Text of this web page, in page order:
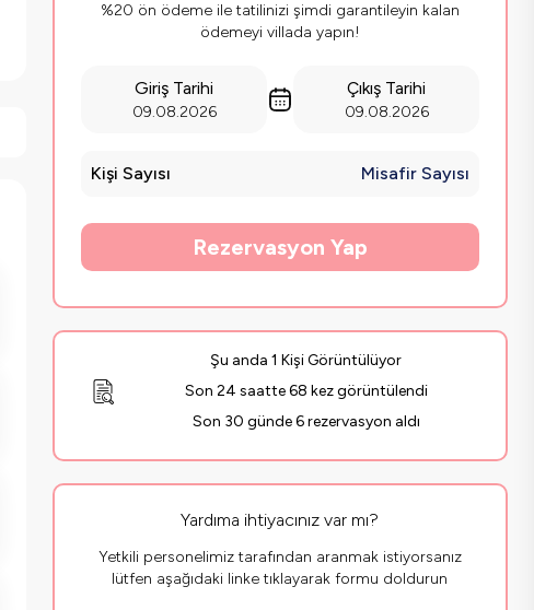
%20 ön ödeme ile tatilinizi şimdi garantileyin kalan
ödemeyi villada yapın!
Giriş Tarihi
09.08.2026
Çıkış Tarihi
09.08.2026
Kişi Sayısı Misafir Sayısı
Rezervasyon Yap
Şu anda 1 Kişi Görüntülüyor
Son 24 saatte 68 kez görüntülendi
Son 30 günde 6 rezervasyon aldı
Yardıma ihtiyacınız var mı?
Yetkili personelimiz tarafından aranmak istiyorsanız
lütfen aşağıdaki linke tıklayarak formu doldurun